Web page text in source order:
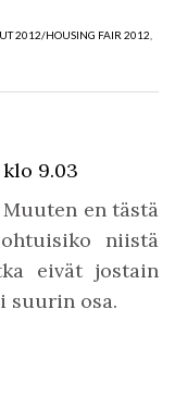
2012/HOUSING FAIR 2012
9.03
en tästä
niistä
eivät jostain
suurin osa.